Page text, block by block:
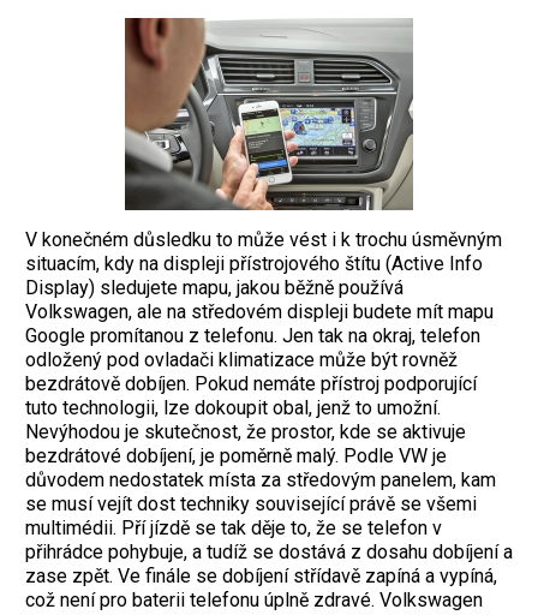
V konečném důsledku to může vést i k trochu úsměvným
situacím, kdy na displeji přístrojového štítu (Active Info
Display) sledujete mapu, jakou běžně používá
Volkswagen, ale na středovém displeji budete mít mapu
Google promítanou z telefonu. Jen tak na okraj, telefon
odložený pod ovladači klimatizace může být rovněž
bezdrátově dobíjen. Pokud nemáte přístroj podporující
tuto technologii, lze dokoupit obal, jenž to umožní.
Nevýhodou je skutečnost, že prostor, kde se aktivuje
bezdrátové dobíjení, je poměrně malý. Podle VW je
důvodem nedostatek místa za středovým panelem, kam
se musí vejít dost techniky související právě se všemi
multimédii. Pří jízdě se tak děje to, že se telefon v
přihrádce pohybuje, a tudíž se dostává z dosahu dobíjení a
zase zpět. Ve finále se dobíjení střídavě zapíná a vypíná,
což není pro baterii telefonu úplně zdravé. Volkswagen